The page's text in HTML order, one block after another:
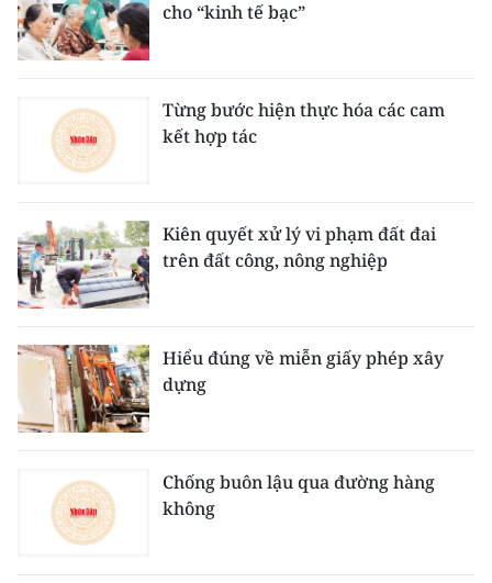
ENGLISH
中文
FRANÇAIS
РУССКИЙ
ESPAÑOL
한국어
cho “kinh tế bạc”
Từng bước hiện thực hóa các cam
kết hợp tác
Kiên quyết xử lý vi phạm đất đai
trên đất công, nông nghiệp
Hiểu đúng về miễn giấy phép xây
dựng
Chống buôn lậu qua đường hàng
không